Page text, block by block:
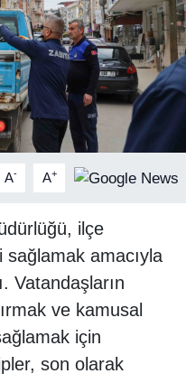
A- A+
ilçe
amacıyla
Vatandaşların
ve kamusal
için
son olarak